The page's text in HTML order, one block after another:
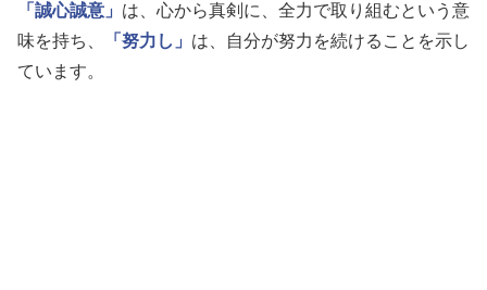
「誠心誠意」 は、心から真剣に、全力で取り組むという意
味を持ち、
「努力し」 は、自分が努力を続けることを示し
ています。